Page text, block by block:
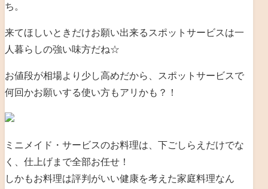
ち。
来てほしいときだけお願い出来るスポットサービスは一
人暮らしの強い味方だね☆
お値段が相場より少し高めだから、スポットサービスで
何回かお願いする使い方もアリかも？！
ミニメイド・サービスのお料理は、下ごしらえだけでな
く、仕上げまで全部お任せ！
しかもお料理は評判がいい健康を考えた家庭料理なん